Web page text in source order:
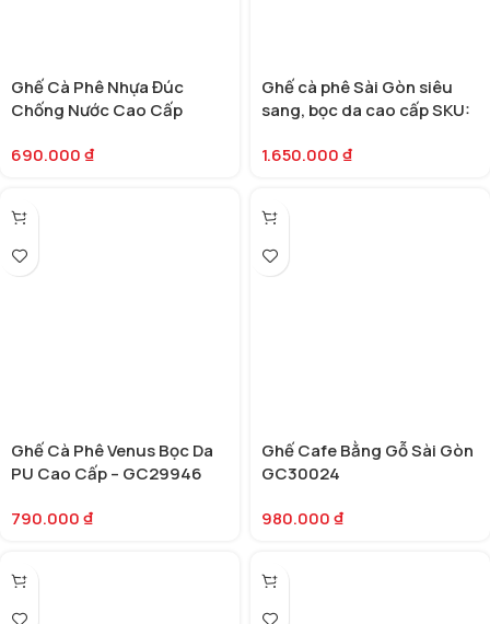
Ghế Cà Phê Nhựa Đúc
Chống Nước Cao Cấp
690.000₫
Ghế cà phê Sài Gòn siêu
sang, bọc da cao cấp SKU:
1.650.000₫
Ghế Cà Phê Venus Bọc Da
PU Cao Cấp – GC29946
790.000₫
Ghế Cafe Bằng Gỗ Sài Gòn
GC30024
980.000₫